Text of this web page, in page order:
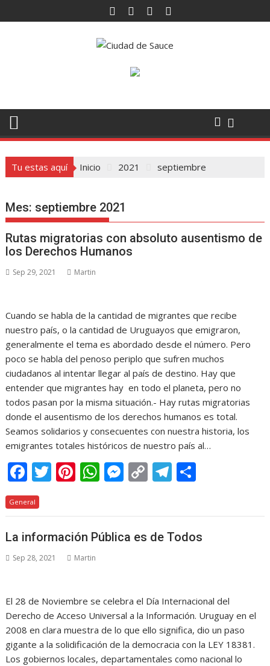
al
Tu estas aquí Inicio 2021 septiembre
Mes: septiembre 2021
Rutas migratorias con absoluto ausentismo de
los Derechos Humanos
Sep 29, 2021 Martin
Cuando se habla de la cantidad de migrantes que recibe
nuestro país, o la cantidad de Uruguayos que emigraron,
generalmente el tema es abordado desde el número. Pero
poco se habla del penoso periplo que sufren muchos
ciudadanos al intentar llegar al país de destino. Hay que
entender que migrantes hay en todo el planeta, pero no
todos pasan por la misma situación.- Hay rutas migratorias
donde el ausentismo de los derechos humanos es total.
Seamos solidarios y consecuentes con nuestra historia, los
emigrantes totales históricos de nuestro país al…
F
ac
e
b
o
o
T
itt
er
Pi
er
e
st
W
at
s
A
M
ss
e
n
C
p
y
Li
T
e
gr
a
m
p
ar
General
La información Pública es de Todos
Sep 28, 2021 Martin
El 28 de Noviembre se celebra el Día Internacional del
Derecho de Acceso Universal a la Información. Uruguay en el
2008 en clara muestra de lo que ello significa, dio un paso
gigante a la solidificación de la democracia con la LEY 18381.
Los gobiernos locales, departamentales como nacional lo